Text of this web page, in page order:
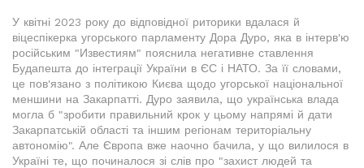
У квітні 2023 року до відповідної риторики вдалася й
віцеспікерка угорського парламенту Дора Дуро, яка в інтерв'ю
російським "Известиям" пояснила негативне ставлення
Будапешта до інтеграції України в ЄС і НАТО. За її словами,
це пов'язано з політикою Києва щодо угорської національної
меншини на Закарпатті. Дуро заявила, що українська влада
могла б "зробити правильний крок у цьому напрямі й дати
Закарпатській області та іншим регіонам територіальну
автономію". Але Європа вже наочно бачила, у що вилилося в
Україні те, що починалося зі слів про "захист людей та